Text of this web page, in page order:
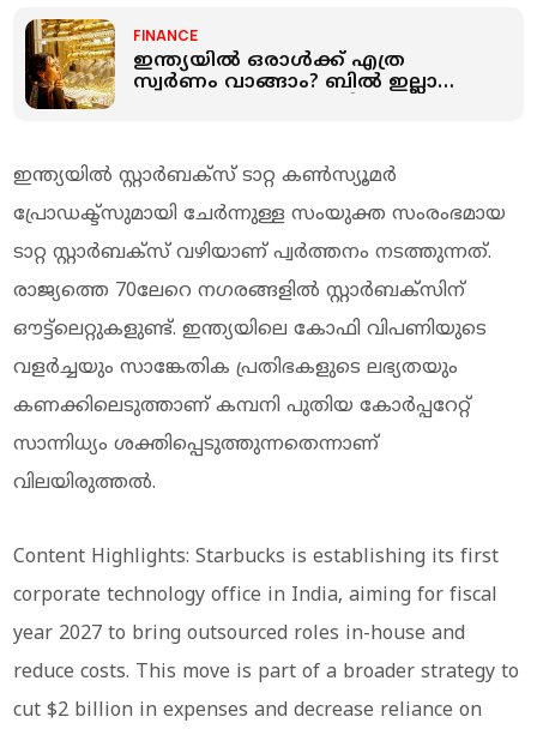
FINANCE
ഇന്ത്യയില്‍ ഒരാള്‍ക്ക് എത്ര
സ്വര്‍ണം വാങ്ങാം? ബില്‍ ഇല്ലാതെ
ഇന്ത്യയില്‍ സ്റ്റാര്‍ബക്‌സ് ടാറ്റ കണ്‍സ്യൂമര്‍
പ്രോഡക്ട്‌സുമായി ചേര്‍ന്നുള്ള സംയുക്ത സംരംഭമായ
ടാറ്റ സ്റ്റാര്‍ബക്‌സ് വഴിയാണ് പ്വര്‍ത്തനം നടത്തുന്നത്.
രാജ്യത്തെ 70ലേറെ നഗരങ്ങളില്‍ സ്റ്റാര്‍ബക്‌സിന്
ഔട്ട്ലെറ്റുകളുണ്ട്. ഇന്ത്യയിലെ കോഫി വിപണിയുടെ
വളര്‍ച്ചയും സാങ്കേതിക പ്രതിഭകളുടെ ലഭ്യതയും
കണക്കിലെടുത്താണ് കമ്പനി പുതിയ കോര്‍പ്പറേറ്റ്
സാന്നിധ്യം ശക്തിപ്പെടുത്തുന്നതെന്നാണ്
വിലയിരുത്തല്‍.
Content Highlights: Starbucks is establishing its first
corporate technology office in India, aiming for fiscal
year 2027 to bring outsourced roles in-house and
reduce costs. This move is part of a broader strategy to
cut $2 billion in expenses and decrease reliance on